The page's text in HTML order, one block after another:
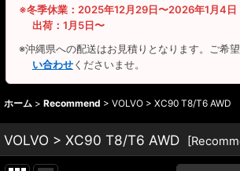
※冬季休業：2025年12月29日〜2026年1月4
出荷：1月5日〜
※沖縄県への配送はお見積りとなります。ご希
い合わせくださいませ。
ホーム > Recommend > VOLVO > XC90 T8/T6 AWD
VOLVO > XC90 T8/T6 AWD [